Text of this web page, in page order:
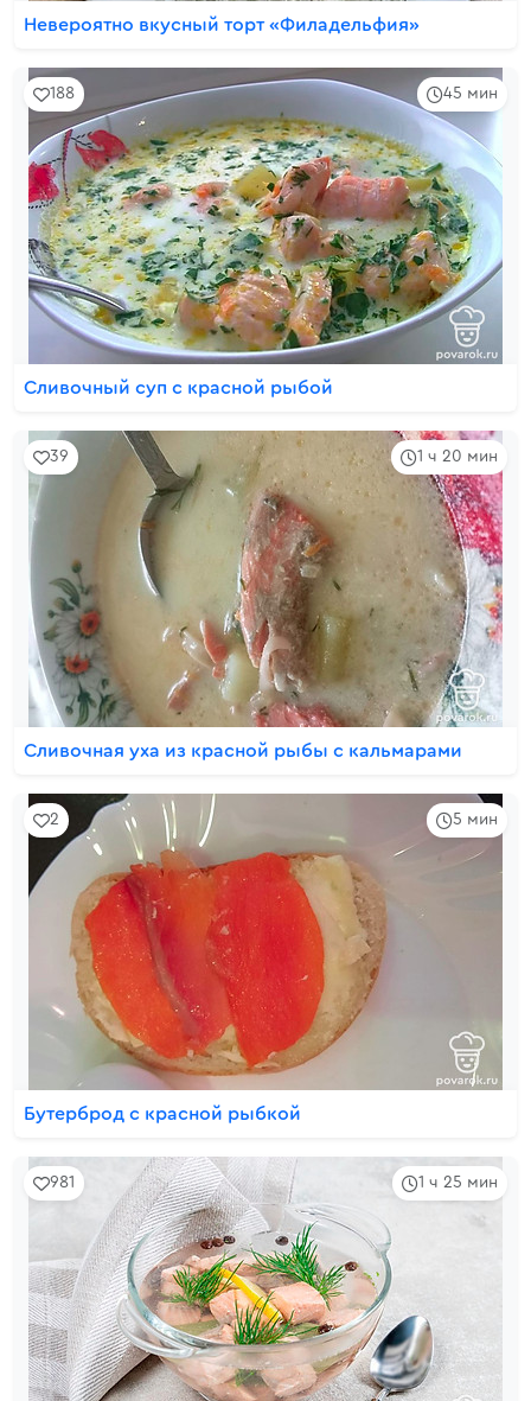
Невероятно вкусный торт «Филадельфия»
45 мин
188
Сливочный суп с красной рыбой
1 ч 20 мин
39
Сливочная уха из красной рыбы с кальмарами
5 мин
2
Бутерброд с красной рыбкой
1 ч 25 мин
981